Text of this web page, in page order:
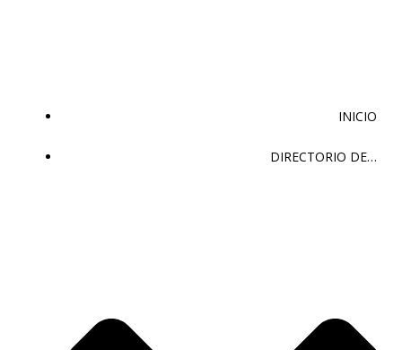
INICIO
DIRECTORIO DE…